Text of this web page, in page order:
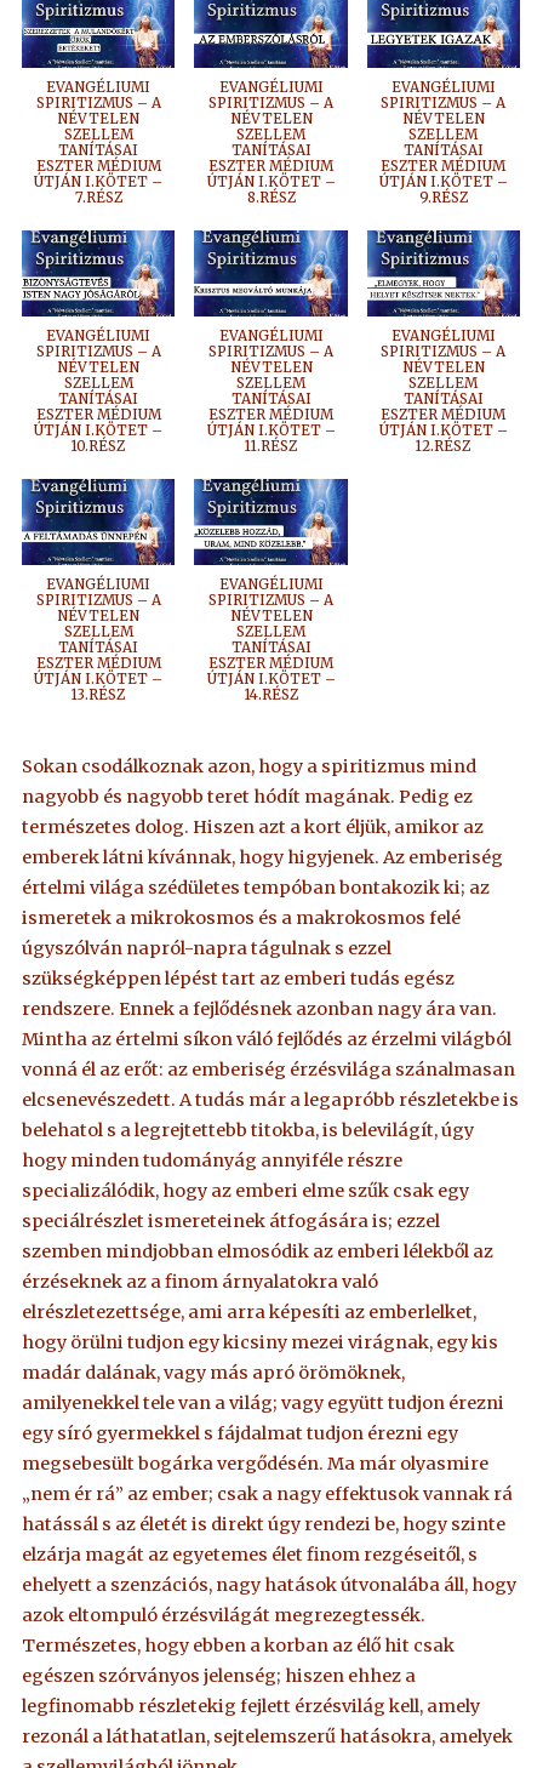
EVANGÉLIUMI
SPIRITIZMUS – A
NÉVTELEN
SZELLEM
TANÍTÁSAI
ESZTER MÉDIUM
ÚTJÁN I.KÖTET –
7.RÉSZ
EVANGÉLIUMI
SPIRITIZMUS – A
NÉVTELEN
SZELLEM
TANÍTÁSAI
ESZTER MÉDIUM
ÚTJÁN I.KÖTET –
8.RÉSZ
EVANGÉLIUMI
SPIRITIZMUS – A
NÉVTELEN
SZELLEM
TANÍTÁSAI
ESZTER MÉDIUM
ÚTJÁN I.KÖTET –
9.RÉSZ
EVANGÉLIUMI
SPIRITIZMUS – A
NÉVTELEN
SZELLEM
TANÍTÁSAI
ESZTER MÉDIUM
ÚTJÁN I.KÖTET –
10.RÉSZ
EVANGÉLIUMI
SPIRITIZMUS – A
NÉVTELEN
SZELLEM
TANÍTÁSAI
ESZTER MÉDIUM
ÚTJÁN I.KÖTET –
11.RÉSZ
EVANGÉLIUMI
SPIRITIZMUS – A
NÉVTELEN
SZELLEM
TANÍTÁSAI
ESZTER MÉDIUM
ÚTJÁN I.KÖTET –
12.RÉSZ
EVANGÉLIUMI
SPIRITIZMUS – A
NÉVTELEN
SZELLEM
TANÍTÁSAI
ESZTER MÉDIUM
ÚTJÁN I.KÖTET –
13.RÉSZ
EVANGÉLIUMI
SPIRITIZMUS – A
NÉVTELEN
SZELLEM
TANÍTÁSAI
ESZTER MÉDIUM
ÚTJÁN I.KÖTET –
14.RÉSZ
Sokan csodálkoznak azon, hogy a spiritizmus mind
nagyobb és nagyobb teret hódít magának. Pedig ez
természetes dolog. Hiszen azt a kort éljük, amikor az
emberek látni kívánnak, hogy higyjenek. Az emberiség
értelmi világa szédületes tempóban bontakozik ki; az
ismeretek a mikrokosmos és a makrokosmos felé
úgyszólván napról-napra tágulnak s ezzel
szükségképpen lépést tart az emberi tudás egész
rendszere. Ennek a fejlődésnek azonban nagy ára van.
Mintha az értelmi síkon váló fejlődés az érzelmi világból
vonná él az erőt: az emberiség érzésvilága szánalmasan
elcsenevészedett. A tudás már a legapróbb részletekbe is
belehatol s a legrejtettebb titokba, is belevilágít, úgy
hogy minden tudományág annyiféle részre
specializálódik, hogy az emberi elme szűk csak egy
speciálrészlet ismereteinek átfogására is; ezzel
szemben mindjobban elmosódik az emberi lélekből az
érzéseknek az a finom árnyalatokra való
elrészletezettsége, ami arra képesíti az emberlelket,
hogy örülni tudjon egy kicsiny mezei virágnak, egy kis
madár dalának, vagy más apró örömöknek,
amilyenekkel tele van a világ; vagy együtt tudjon érezni
egy síró gyermekkel s fájdalmat tudjon érezni egy
megsebesült bogárka vergődésén. Ma már olyasmire
„nem ér rá” az ember; csak a nagy effektusok vannak rá
hatássál s az életét is direkt úgy rendezi be, hogy szinte
elzárja magát az egyetemes élet finom rezgéseitől, s
ehelyett a szenzációs, nagy hatások útvonalába áll, hogy
azok eltompuló érzésvilágát megrezegtessék.
Természetes, hogy ebben a korban az élő hit csak
egészen szórványos jelenség; hiszen ehhez a
legfinomabb részletekig fejlett érzésvilág kell, amely
rezonál a láthatatlan, sejtelemszerű hatásokra, amelyek